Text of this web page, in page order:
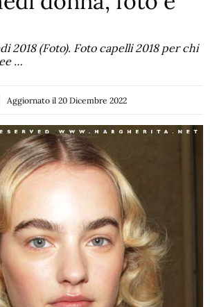
2018 (Foto). Foto capelli 2018 per chi
…
Aggiornato il 20 Dicembre 2022